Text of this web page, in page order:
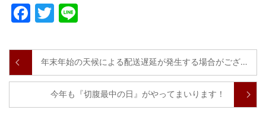
Facebook
Twitter
年末年始の天候による配送遅延が発生する場合がございます。
今年も『切腹最中の日』がやってまいります！